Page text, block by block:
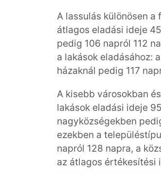
A lassulás különösen
átlagos eladási ideje
pedig 106 napról 112
a lakások eladásához:
házaknál pedig 117
A kisebb városokban
lakások eladási ideje
nagyközségekben
ezekben a
napról 128 napra, a
az átlagos értékesítési